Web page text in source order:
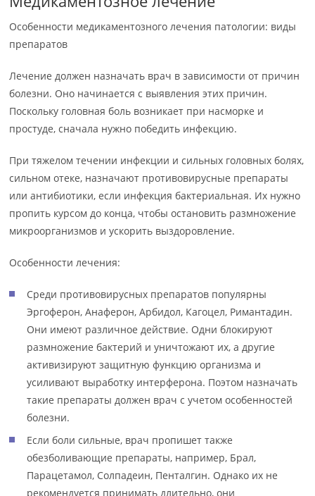
Особенности медикаментозного лечения патологии: виды
препаратов
Лечение должен назначать врач в зависимости от причин
болезни. Оно начинается с выявления этих причин.
Поскольку головная боль возникает при насморке и
простуде, сначала нужно победить инфекцию.
При тяжелом течении инфекции и сильных головных болях,
сильном отеке, назначают противовирусные препараты
или антибиотики, если инфекция бактериальная. Их нужно
пропить курсом до конца, чтобы остановить размножение
микроорганизмов и ускорить выздоровление.
Особенности лечения:
Среди противовирусных препаратов популярны
Эргоферон, Анаферон, Арбидол, Кагоцел, Римантадин.
Они имеют различное действие. Одни блокируют
размножение бактерий и уничтожают их, а другие
активизируют защитную функцию организма и
усиливают выработку интерферона. Поэтом назначать
такие препараты должен врач с учетом особенностей
болезни.
Если боли сильные, врач пропишет также
обезболивающие препараты, например, Брал,
Парацетамол, Солпадеин, Пенталгин. Однако их не
рекомендуется принимать длительно, они